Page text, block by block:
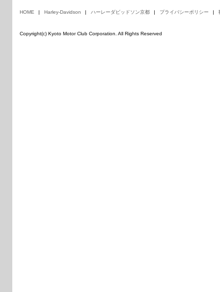
HOME Harley-Davidson ハーレーダビッドソン京都 プライバシーポリシー
Copyright(c) Kyoto Motor Club Corporation. All Rights Reserved